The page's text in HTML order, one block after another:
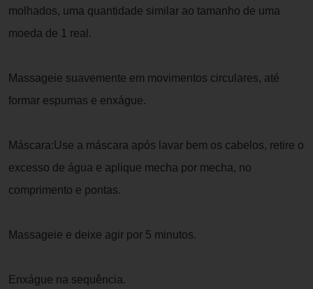
molhados, uma quantidade similar ao tamanho de uma
moeda de 1 real.
Massageie suavemente em movimentos circulares, até
formar espumas e enxágue.
Máscara:Use a máscara após lavar bem os cabelos, retire o
excesso de água e aplique mecha por mecha, no
comprimento e pontas.
Massageie e deixe agir por 5 minutos.
Enxágue na sequência.